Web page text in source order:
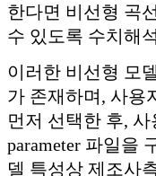
한다면 비선형 곡
수 있도록 수치해
이러한 비선형 모
가 존재하며, 사용
먼저 선택한 후,
parameter 파일을
델 특성상 제조사